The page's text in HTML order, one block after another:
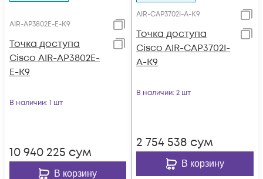
AIR-AP3802E-E-K9
Точка доступа
Cisco AIR-AP3802E-
E-K9
В наличии: 1 шт
10 940 225 сум
В корзину
AIR-CAP3702I-A-K9
Точка доступа
Cisco AIR-CAP3702I-
A-K9
В наличии: 2 шт
2 754 538 сум
В корзину